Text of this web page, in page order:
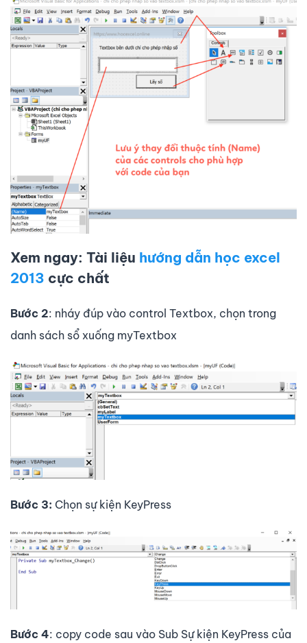
Xem ngay: Tài liệu hướng dẫn học excel
2013 cực chất
Bước 2: nháy đúp vào control Textbox, chọn trong
danh sách sổ xuống myTextbox
Bước 3: Chọn sự kiện KeyPress
Bước 4: copy code sau vào Sub Sự kiện KeyPress của